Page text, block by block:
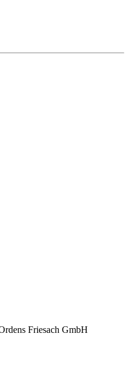
Friesach GmbH